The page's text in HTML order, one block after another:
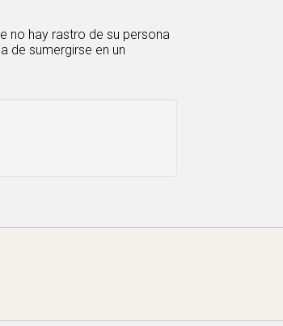
no hay rastro de su persona
de sumergirse en un